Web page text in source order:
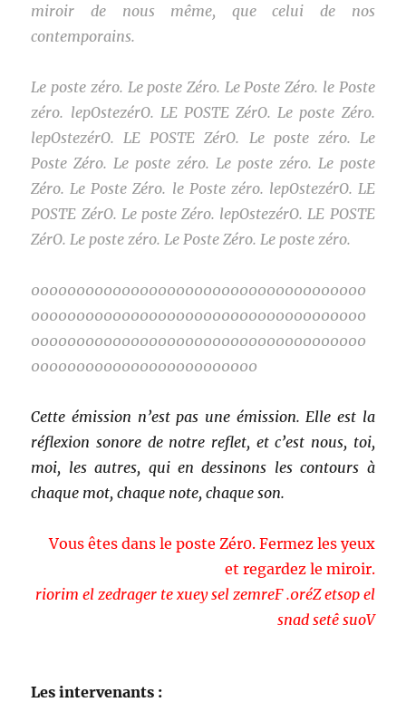
miroir de nous même, que celui de nos
contemporains.
Le poste zéro. Le poste Zéro. Le Poste Zéro. le Poste
zéro. lepOstezérO. LE POSTE ZérO. Le poste Zéro.
lepOstezérO. LE POSTE ZérO. Le poste zéro. Le
Poste Zéro. Le poste zéro. Le poste zéro. Le poste
Zéro. Le Poste Zéro. le Poste zéro. lepOstezérO. LE
POSTE ZérO. Le poste Zéro. lepOstezérO. LE POSTE
ZérO. Le poste zéro. Le Poste Zéro. Le poste zéro.
0000000000000000000000000000000000000
0000000000000000000000000000000000000
0000000000000000000000000000000000000
0000000000000000000000000
Cette émission n’est pas une émission. Elle est la
réflexion sonore de notre reflet, et c’est nous, toi,
moi, les autres, qui en dessinons les contours à
chaque mot, chaque note, chaque son.
Vous êtes dans le poste Zér0. Fermez les yeux
et regardez le miroir.
riorim el zedrager te xuey sel zemreF .0réZ etsop el
snad setê suoV
Les intervenants :